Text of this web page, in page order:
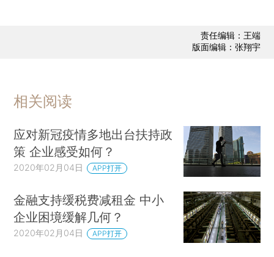
责任编辑：王端
版面编辑：张翔宇
相关阅读
应对新冠疫情多地出台扶持政
策 企业感受如何？
2020年02月04日 APP打开
金融支持缓税费减租金 中小
企业困境缓解几何？
2020年02月04日 APP打开